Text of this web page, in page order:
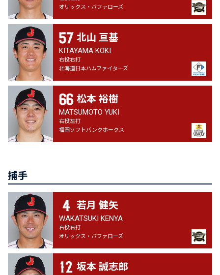
オリックス・バファローズ
北山 亘基
KITAYAMA KOKI
右投右打
北海道日本ハムファイターズ
松本 裕樹
MATSUMOTO YUKI
右投左打
福岡ソフトバンクホークス
捕手
若月 健矢
WAKATSUKI KENYA
右投右打
オリックス・バファローズ
坂本 誠志郎